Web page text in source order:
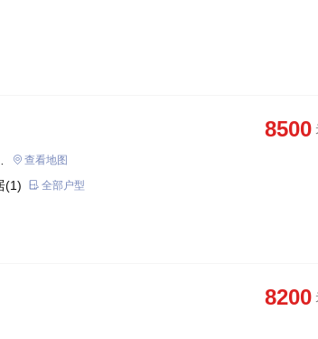
8500
查看地图
(1) 全部户型
8200